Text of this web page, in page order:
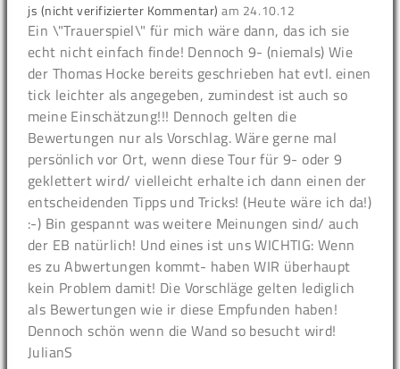
js (nicht verifizierter Kommentar) am 24.10.12
Ein \"Trauerspiel\" für mich wäre dann, das ich sie
echt nicht einfach finde! Dennoch 9- (niemals) Wie
der Thomas Hocke bereits geschrieben hat evtl. einen
tick leichter als angegeben, zumindest ist auch so
meine Einschätzung!!! Dennoch gelten die
Bewertungen nur als Vorschlag. Wäre gerne mal
persönlich vor Ort, wenn diese Tour für 9- oder 9
geklettert wird/ vielleicht erhalte ich dann einen der
entscheidenden Tipps und Tricks! (Heute wäre ich da!)
:-) Bin gespannt was weitere Meinungen sind/ auch
der EB natürlich! Und eines ist uns WICHTIG: Wenn
es zu Abwertungen kommt- haben WIR überhaupt
kein Problem damit! Die Vorschläge gelten lediglich
als Bewertungen wie ir diese Empfunden haben!
Dennoch schön wenn die Wand so besucht wird!
JulianS